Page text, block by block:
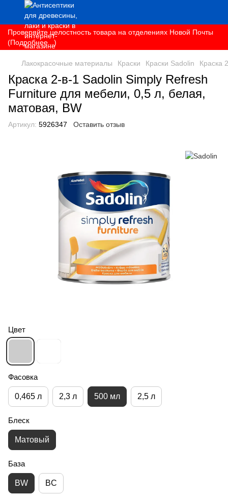
Проверяйте целостность товара на отделениях Новой Почты
(Подробнее...)
Лакокрасочные материалы Краски Краски Sadolin Краска
Краска 2-в-1 Sadolin Simply Refresh
Furniture для мебели, 0,5 л, белая,
матовая, BW
Артикул: 5926347 Оставить отзыв
Цвет
Фасовка
0,465 л 2,3 л 500 мл 2,5 л
Блеск
Матовый
База
BW BC